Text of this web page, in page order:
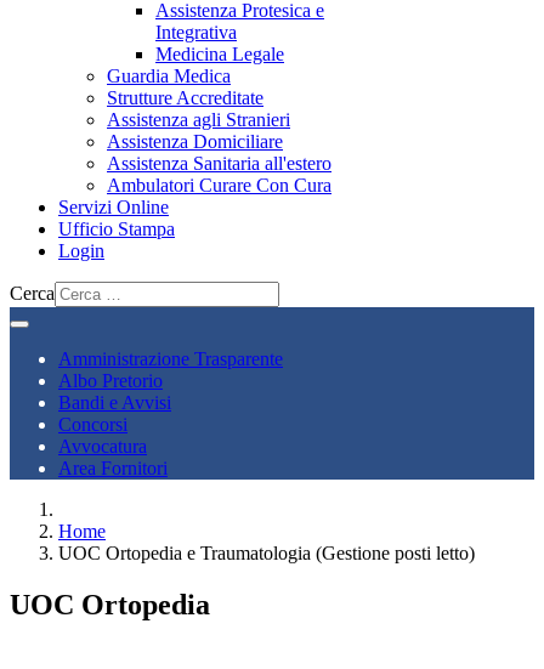
Assistenza Protesica e
Integrativa
Medicina Legale
Guardia Medica
Strutture Accreditate
Assistenza agli Stranieri
Assistenza Domiciliare
Assistenza Sanitaria all'estero
Ambulatori Curare Con Cura
Servizi Online
Ufficio Stampa
Login
Cerca
Amministrazione Trasparente
Albo Pretorio
Bandi e Avvisi
Concorsi
Avvocatura
Area Fornitori
Home
UOC Ortopedia e Traumatologia (Gestione posti letto)
UOC Ortopedia